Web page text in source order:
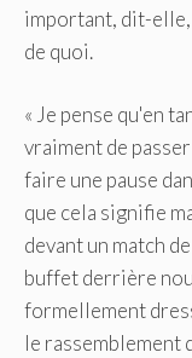
important, dit-
de quoi.
« Je pense qu'en
vraiment de
faire une pause
que cela signifie
devant un match
buffet derrière
formellement
le rassemblement